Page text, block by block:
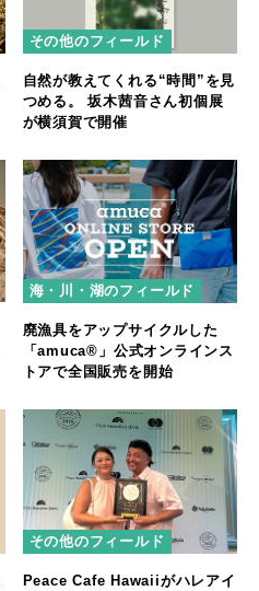
その他のフィールド
自然が教えてくれる“時間”を見
つめる。 坂木茜音さん初個展
が横須賀で開催
海・川・湖のフィールド
廃漁具をアップサイクルした
「amuca®」公式オンラインス
トアで全国販売を開始
その他のフィールド
Peace Cafe Hawaiiがハレアイ